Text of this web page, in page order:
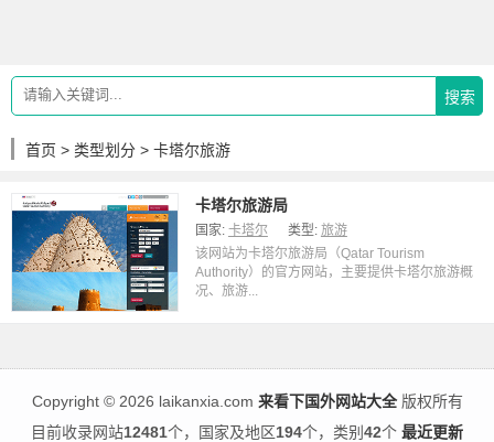
搜索
首页 > 类型划分 > 卡塔尔旅游
卡塔尔旅游局
国家: 卡塔尔 类型: 旅游
该网站为卡塔尔旅游局（Qatar Tourism
Authority）的官方网站，主要提供卡塔尔旅游概
况、旅游...
Copyright ©2026 laikanxia.com 来看下国外网站大全版权所有
目前收录网站12481个，国家及地区194个，类别 42个 最近更新